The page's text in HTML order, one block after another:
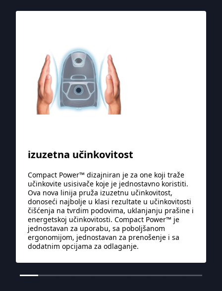
izuzetna učinkovitost
Compact Power™ dizajniran je za one koji traže
učinkovite usisivače koje je jednostavno koristiti.
Ova nova linija pruža izuzetnu učinkovitost,
donoseći najbolje u klasi rezultate u učinkovitosti
čišćenja na tvrdim podovima, uklanjanju prašine i
energetskoj učinkovitosti. Compact Power™ je
jednostavan za uporabu, sa poboljšanom
ergonomijom, jednostavan za prenošenje i sa
dodatnim opcijama za odlaganje.